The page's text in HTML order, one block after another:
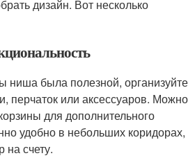
дизайн. Вот несколько
ниша была полезной, организуйте
перчаток или аксессуаров. Можно
для дополнительного
удобно в небольших коридорах,
на счету.